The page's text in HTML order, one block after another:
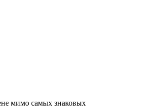
мимо самых знаковых